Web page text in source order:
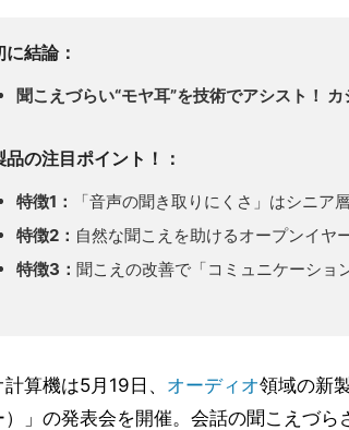
に結論：
聞こえづらい“モヤ耳”を技術でアシスト！
品の注目ポイント！：
特徴1：
「音声の聞き取りにくさ」はシニア
特徴2： 自然な聞こえを助けるオープンイヤ
特徴3： 聞こえの改善で「コミュニケーショ
算機は5月19日、 オーディオ領域の新
）」の発表会を開催。会話の聞こえづ